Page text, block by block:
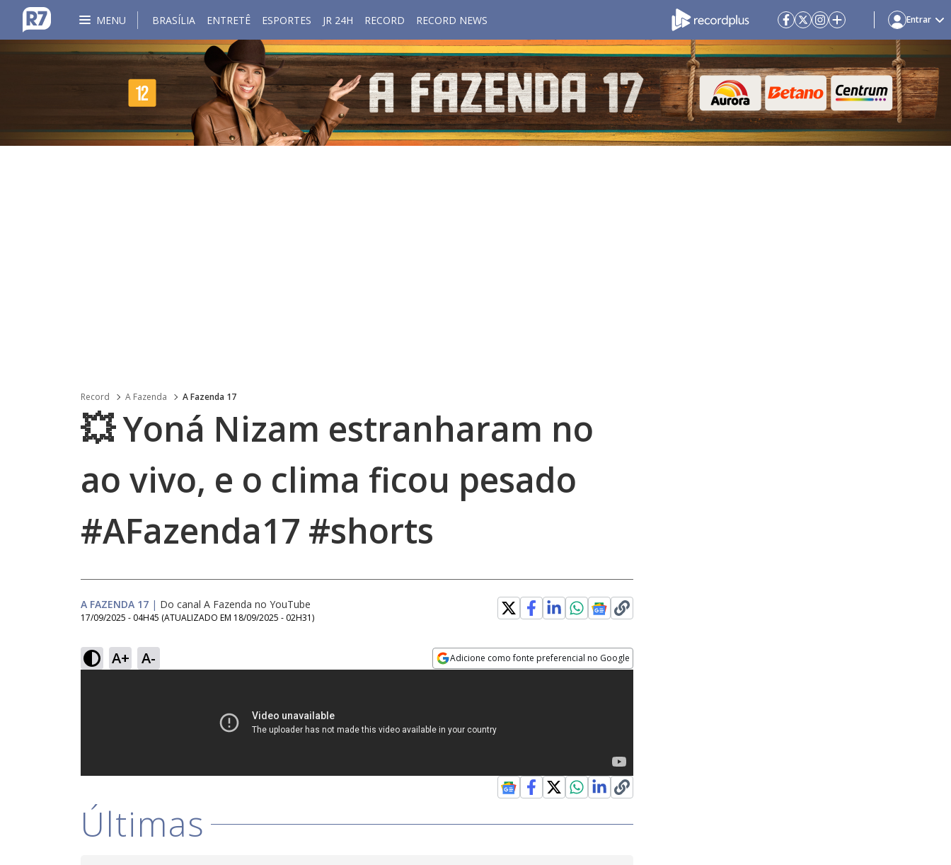
MENU BRASÍLIA ENTRETÊ ESPORTES JR 24H RECORD RECORD NEWS Entrar
Record A Fazenda A Fazenda 17
💥 Yoná Nizam estranharam no
ao vivo, e o clima ficou pesado
#AFazenda17 #shorts
A FAZENDA 17 | Do canal A Fazenda no YouTube
17/09/2025 - 04H45 (ATUALIZADO EM 18/09/2025 - 02H31)
A+ A- Adicione como fonte preferencial no Google
Últimas